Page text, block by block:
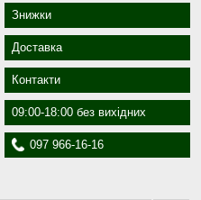
Знижки
Доставка
Контакти
09:00-18:00 без вихідних
097 966-16-16